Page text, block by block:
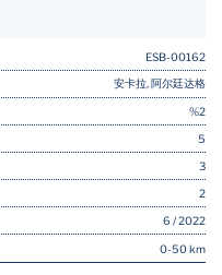
ESB-00162
安卡拉, 阿尔廷达格
%2
5
3
2
6 / 2022
0-50 km